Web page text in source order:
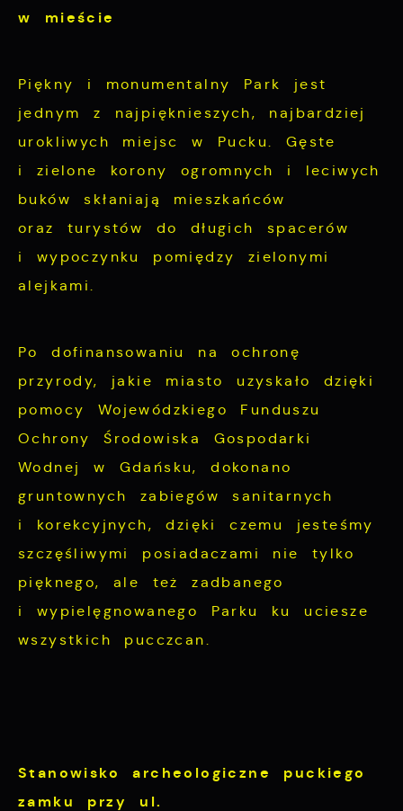
w mieście
Piękny i monumentalny Park jest
jednym z najpięknieszych, najbardziej
urokliwych miejsc w Pucku. Gęste
i zielone korony ogromnych i leciwych
buków skłaniają mieszkańców
oraz turystów do długich spacerów
i wypoczynku pomiędzy zielonymi
alejkami.
Po dofinansowaniu na ochronę
przyrody, jakie miasto uzyskało dzięki
pomocy Wojewódzkiego Funduszu
Ochrony Środowiska Gospodarki
Wodnej w Gdańsku, dokonano
gruntownych zabiegów sanitarnych
i korekcyjnych, dzięki czemu jesteśmy
szczęśliwymi posiadaczami nie tylko
pięknego, ale też zadbanego
i wypielęgnowanego Parku ku uciesze
wszystkich pucczcan.
Stanowisko archeologiczne puckiego
zamku przy ul.